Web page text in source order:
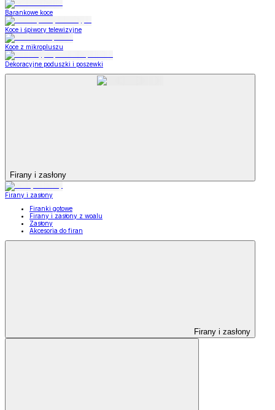
Barankowe koce
Koce i śpiwory telewizyjne
Koce z mikropluszu
Dekoracyjne poduszki i poszewki
Firany i zasłony
Firany i zasłony
Firanki gotowe
Firany i zasłony z woalu
Zasłony
Akcesoria do firan
Firany i zasłony